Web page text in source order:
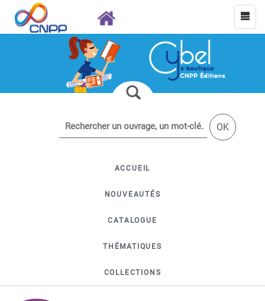
OK
ACCUEIL
NOUVEAUTÉS
CATALOGUE
THÉMATIQUES
COLLECTIONS